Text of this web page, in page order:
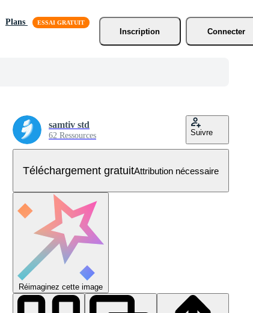
Plans
Inscription
Connecter
samtiv std
62 Ressources Suivre
Téléchargement gratuitAttribution nécessaire
Réimaginez cette image